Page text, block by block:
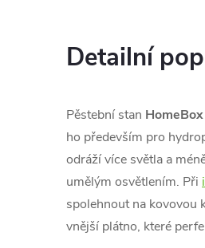
Detailní
Pěstební stan
ho především pro
odráží více světla a
umělým osvětlením. Při
spolehnout na kovovou
vnější plátno, které